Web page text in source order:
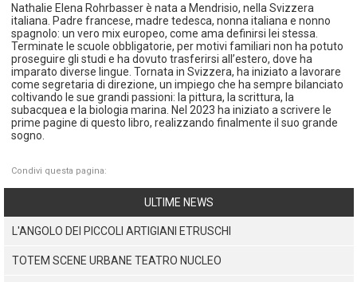
Nathalie Elena Rohrbasser è nata a Mendrisio, nella Svizzera
italiana. Padre francese, madre tedesca, nonna italiana e nonno
spagnolo: un vero mix europeo, come ama definirsi lei stessa.
Terminate le scuole obbligatorie, per motivi familiari non ha potuto
proseguire gli studi e ha dovuto trasferirsi all’estero, dove ha
imparato diverse lingue. Tornata in Svizzera, ha iniziato a lavorare
come segretaria di direzione, un impiego che ha sempre bilanciato
coltivando le sue grandi passioni: la pittura, la scrittura, la
subacquea e la biologia marina. Nel 2023 ha iniziato a scrivere le
prime pagine di questo libro, realizzando finalmente il suo grande
sogno.
Condivi questa pagina:
ULTIME NEWS
L'ANGOLO DEI PICCOLI ARTIGIANI ETRUSCHI
TOTEM SCENE URBANE TEATRO NUCLEO